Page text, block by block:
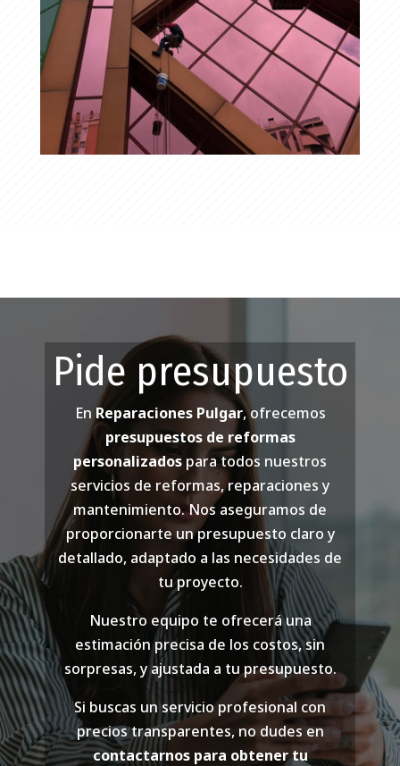
Pide presupuesto
EnReparaciones Pulgar, ofrecemos
presupuestos de reformas
personalizados para todos nuestros
servicios de reformas, reparaciones y
mantenimiento. Nos aseguramos de
proporcionarte un presupuesto claro y
detallado, adaptado a las necesidades de
tu proyecto.
Nuestro equipo te ofrecerá una
estimación precisa de los costos, sin
sorpresas, y ajustada a tu presupuesto.
Si buscas un servicio profesional con
precios transparentes, no dudes en
contactarnos para obtener tu